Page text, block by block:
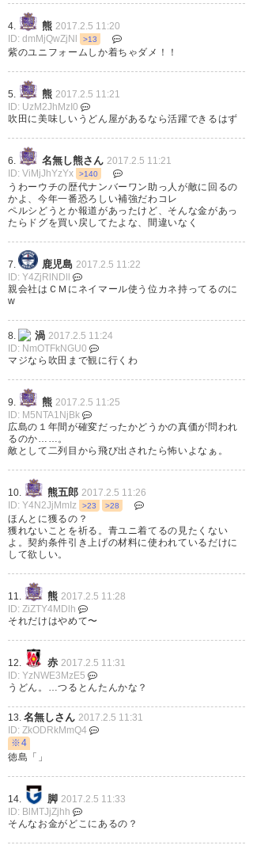
俺の知ってるドウグラスってシ
ャドーで点取ってたイメージあ
るからなぁ。もし来たとしても
ワントップできんのかな？
— ウォッカ@GAMBA
(GAMBA922671851)2017, 2月
5
ドウグラスかー 来たら大きいな
ー というか来ないとやばいぞ
2017, 2月 5
ガンバ大阪 アルアインとドウグ
ラスの獲得に向け交渉を進めて
いた… なんかガンバ静かだな〜
あやしいな〜 と思ったらやっぱ
りあったんだね
https://t.co/UQHQUifwqW
— 赤き血のだるま
(Daruma_URAWA12)2017, 2月
5
起きたらドウグラスの獲得報道
きてた！昨日のサポミで明言さ
れた交渉中のFWってドウグラス
のことだったか。Jリーグでの実
績もある選手だし、獲得できた
らいいな。
— TaKu@GAMBA垢
4. 熊 2017.2.5 11:20
ID: dmMjQwZjNl
>13
紫のユニフォームしか着ちゃダメ！！
5. 熊 2017.2.5 11:21
ID: UzM2JhMzI0
吹田に美味しいうどん屋があるなら活躍できるはず
6. 名無し熊さん 2017.2.5 11:21
ID: ViMjJhYzYx
>140
うわーウチの歴代ナンバーワン助っ人が敵に回るの
かよ、今年一番恐ろしい補強だわコレ
ペルシどうとか報道があったけど、そんな金があっ
たらドグを買い戻してたよな、間違いなく
7. 鹿児島 2017.2.5 11:22
ID: Y4ZjRlNDll
親会社はＣＭにネイマール使う位カネ持ってるのに
w
8. 渦 2017.2.5 11:24
ID: NmOTFkNGU0
マジなら吹田まで観に行くわ
9. 熊 2017.2.5 11:25
ID: M5NTA1NjBk
広島の１年間が確変だったかどうかの真価が問われ
るのか……。
敵として二列目から飛び出されたら怖いよなぁ。
10. 熊五郎 2017.2.5 11:26
ID: Y4N2JjMmIz
>23 >28
ほんとに獲るの？
獲れないことを祈る。青ユニ着てるの見たくない
よ。契約条件引き上げの材料に使われているだけに
して欲しい。
11. 熊 2017.2.5 11:28
ID: ZiZTY4MDlh
それだけはやめて〜
12. 赤 2017.2.5 11:31
ID: YzNWE3MzE5
うどん。…つるとんたんかな？
13. 名無しさん 2017.2.5 11:31
ID: ZkODRkMmQ4
※4
徳島「」
14. 脚 2017.2.5 11:33
ID: BlMTJjZjhh
そんなお金がどこにあるの？